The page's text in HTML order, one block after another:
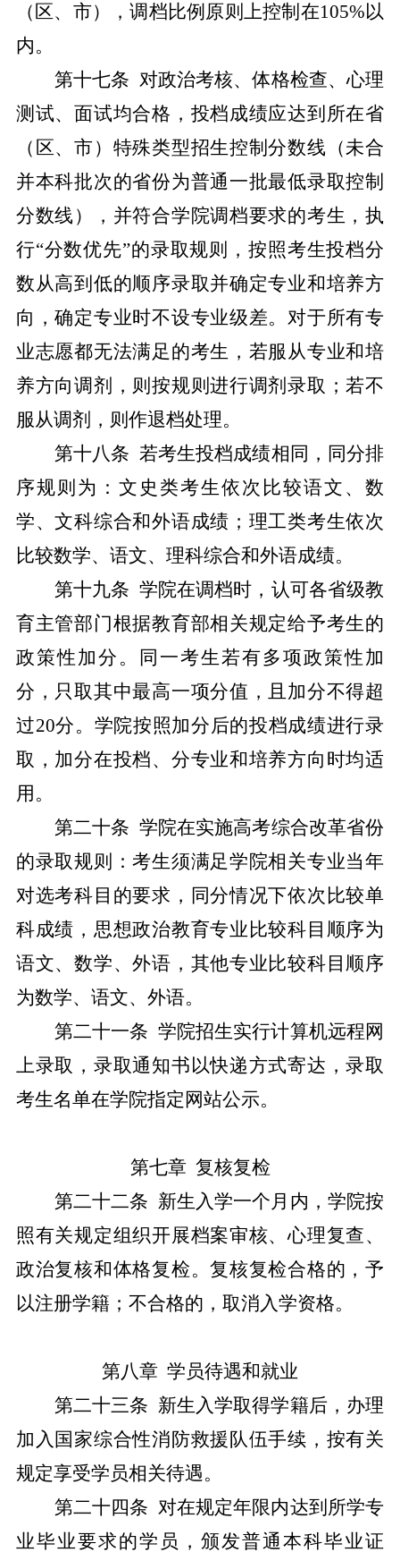
（区、市），调档比例原则上控制在105%以
内。
第十七条 对政治考核、体格检查、心理
测试、面试均合格， 投档成绩应达到所在省
（区、市）特殊类型招生控制分数线（未合
并本科批次的省份为普通一批最低录取控制
分数线）
，并符合学院调档要求的考生，执
行“分数优先”的录取规则，按照考生投档分
数从高到低的顺序录取并确定专业和培养方
向，确定专业时不设专业级差。对于所有专
业志愿都无法满足的考生，若服从专业和培
养方向调剂，则按规则进行调剂录取；若不
服从调剂，则作退档处理。
第十八条 若考生投档成绩相同，同分排
序规则为：文史类考生依次比较语文、数
学、文科综合和外语成绩；理工类考生依次
比较数学、语文、理科综合和外语成绩。
第十九条 学院在调档时，认可各省级教
育主管部门根据教育部相关规定给予考生的
政策性加分。同一考生若有多项政策性加
分，只取其中最高一项分值，且加分不得超
过20分。学院按照加分后的投档成绩进行录
取，加分在投档、分专业和培养方向时均适
用。
第二十条 学院在实施高考综合改革省份
的录取规则：考生须满足学院相关专业当年
对选考科目的要求，同分情况下依次比较单
科成绩，思想政治教育专业比较科目顺序为
语文、数学、外语，其他专业比较科目顺序
为数学、语文、外语。
第二十一条 学院招生实行计算机远程网
上录取，录取通知书以快递方式寄达，录取
考生名单在学院指定网站公示。
第七章 复核复检
第二十二条 新生入学一个月内，学院按
照有关规定组织开展档案审核、心理复查、
政治复核和体格复检。复核复检合格的，予
以注册学籍；不合格的，取消入学资格。
第八章 学员待遇和就业
第二十三条 新生入学取得学籍后，办理
加入国家综合性消防救援队伍手续，按有关
规定享受学员相关待遇。
第二十四条 对在规定年限内达到所学专
业毕业要求的学员，颁发普通本科毕业证